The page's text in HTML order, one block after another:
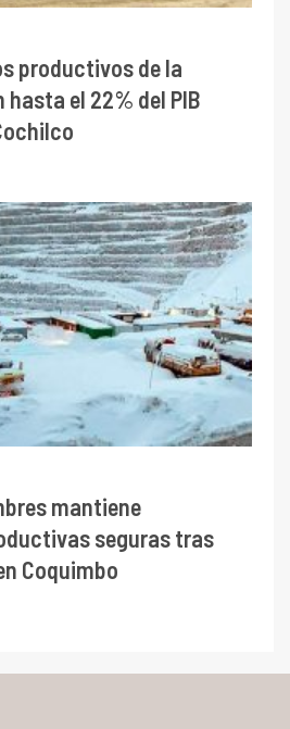
productivos de la
el 22% del PIB
mantiene
seguras tras
Coquimbo